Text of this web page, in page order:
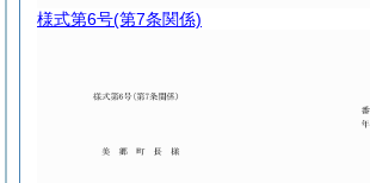
様式第6号(第7条関係)